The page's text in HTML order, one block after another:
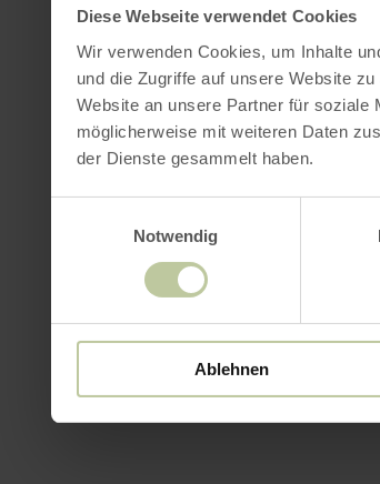
Diese Webseite verwendet Cookies
Wir verwenden Cookies, um Inhalte
und die Zugriffe auf unsere Website
Website an unsere Partner für soziale
möglicherweise mit weiteren Daten
der Dienste gesammelt haben.
Notwendig
Ablehnen